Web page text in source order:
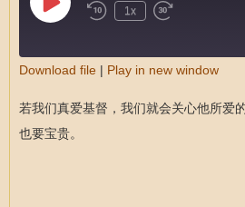
1x
RSS FEED
LINK
Download file | Play in new window
若我们真爱基督，我们就会关心他所爱
也要宝贵。